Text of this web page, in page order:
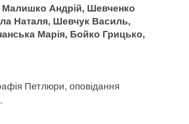
Андрій, Шевченко
Наталя, Шевчук Василь,
Марія, Бойко Грицько,
Петлюри, оповідання